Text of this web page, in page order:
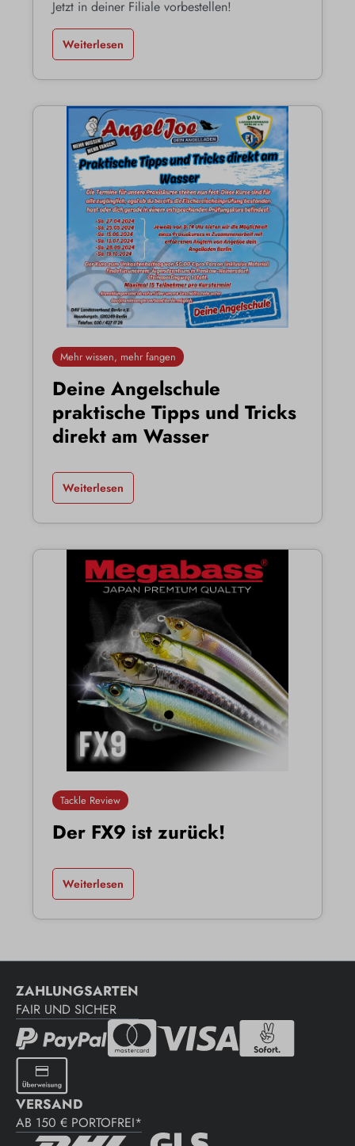
Jetzt in deiner Filiale vorbestellen!
Weiterlesen
Mehr wissen, mehr fangen
Deine Angelschule
praktische Tipps und Tricks
direkt am Wasser
Weiterlesen
Tackle Review
Der FX9 ist zurück!
Weiterlesen
ZAHLUNGSARTEN
FAIR UND SICHER
VERSAND
AB 150 € PORTOFREI*